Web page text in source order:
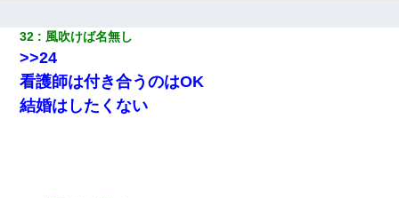
32 風吹けば名無し
>>24
看護師は付き合うのはOK
結婚はしたくない